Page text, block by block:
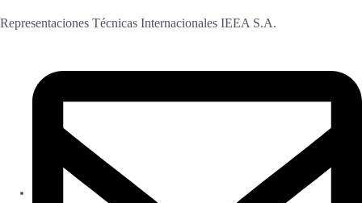
Representaciones Técnicas Internacionales IEEA S.A.